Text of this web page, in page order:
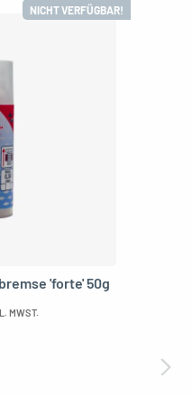
NICHT VERFÜGBAR!
'forte' 50g
MWST.